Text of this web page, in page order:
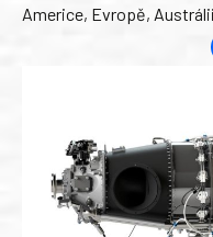
Americe, Evropě,